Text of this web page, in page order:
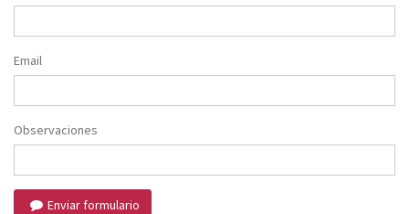
Email
Observaciones
Enviar formulario